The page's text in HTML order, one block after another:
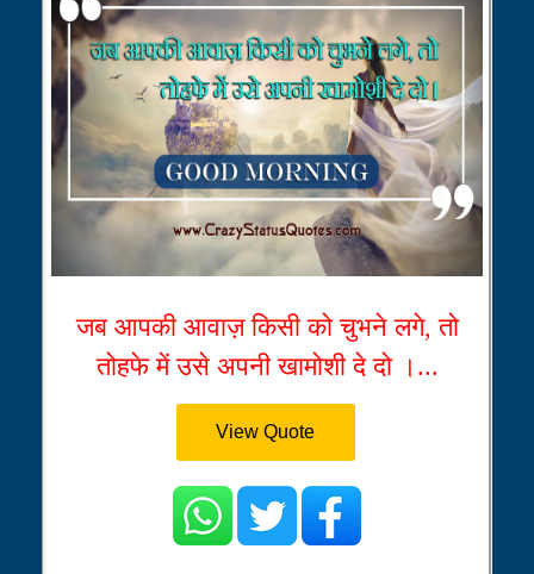
जब आपकी आवाज़ किसी को चुभने लगे, तो
तोहफे में उसे अपनी खामोशी दे दो ।...
View Quote